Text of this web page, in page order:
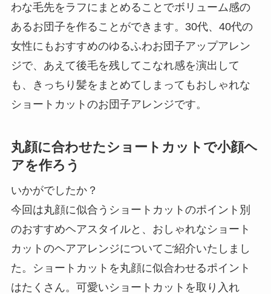
わな毛先をラフにまとめることでボリューム感の
あるお団子を作ることができます。30代、40代の
女性にもおすすめのゆるふわお団子アップアレン
ジで、あえて後毛を残してこなれ感を演出して
も、きっちり髪をまとめてしまってもおしゃれな
ショートカットのお団子アレンジです。
丸顔に合わせたショートカットで小顔ヘ
アを作ろう
いかがでしたか？
今回は丸顔に似合うショートカットのポイント別
のおすすめヘアスタイルと、おしゃれなショート
カットのヘアアレンジについてご紹介いたしまし
た。ショートカットを丸顔に似合わせるポイント
はたくさん。可愛いショートカットを取り入れ